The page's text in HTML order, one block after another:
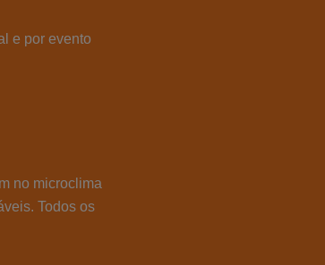
e por evento
no microclima
Todos os